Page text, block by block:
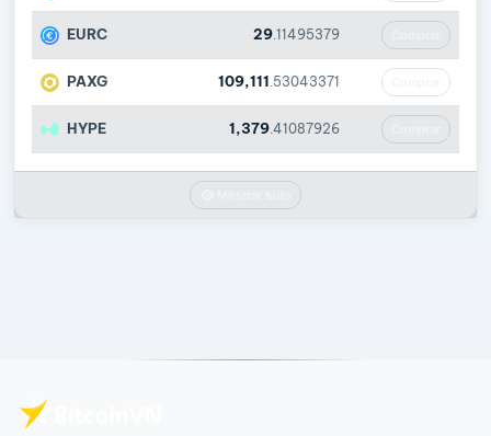
EURC 29 .11495379
PAXG 109,111 .53043371
HYPE 1,379 .41087926